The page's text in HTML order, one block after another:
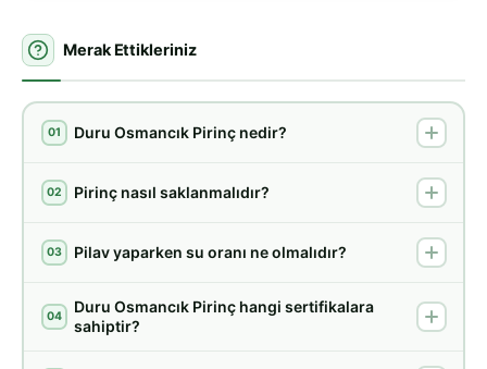
Merak Ettikleriniz
01 Duru Osmancık Pirinç nedir?
02 Pirinç nasıl saklanmalıdır?
03 Pilav yaparken su oranı ne olmalıdır?
04
Duru Osmancık Pirinç hangi sertifikalara
sahiptir?